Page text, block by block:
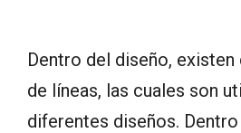
Dentro del diseño,
de líneas, las cuales son
diferentes diseños.